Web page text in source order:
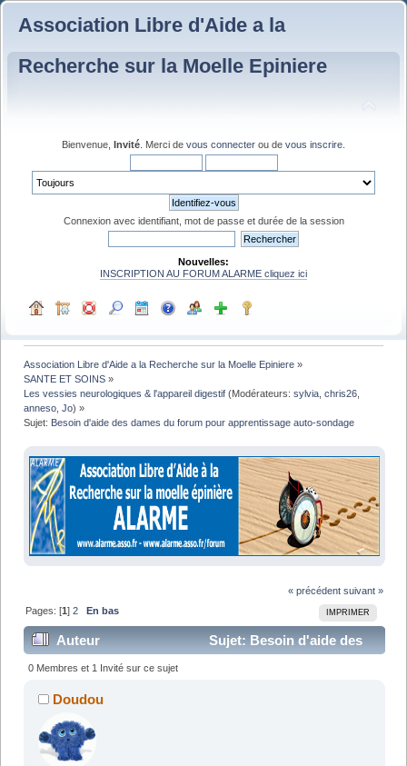
Association Libre d'Aide a la
Recherche sur la Moelle Epiniere
Bienvenue, Invité . Merci de vous connecter ou de vous inscrire
Connexion avec identifiant, mot de passe et durée de la session
Nouvelles:
INSCRIPTION AU FORUM ALARME cliquez ici
Association Libre d'Aide a la Recherche sur la Moelle Epiniere »
SANTE ET SOINS »
Les vessies neurologiques & l'appareil digestif (Modérateurs:sylvia ,chris26
anneso ,Jo) »
Sujet: Besoin d'aide des dames du forum pour apprentissage auto-sondage
« précédent suivant »
IMPRIMER
Pages: [1]2 En bas
Auteur
Sujet: Besoin d'aide des
dames du forum pour apprentissage auto-sondage
(Lu 43027 fois)
0 Membres et 1 Invité sur ce sujet
Doudou